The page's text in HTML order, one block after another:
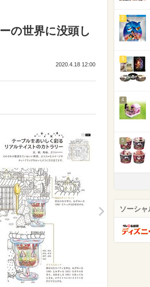
の世界に没頭し
2020.4.18 12:00
>
2
3
4
5
ソーシャ